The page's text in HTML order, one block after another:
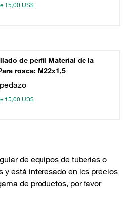
15,00 US$
de perfil Material de la
rosca: M22x1,5
15,00 US$
de equipos de tuberías o
y está interesado en los precios
de productos, por favor